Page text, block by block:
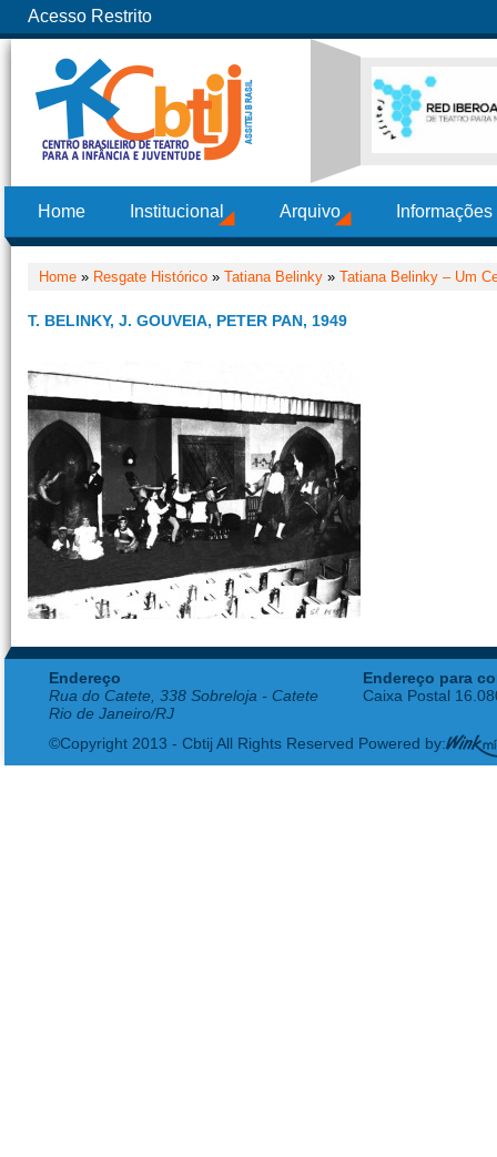
Acesso Restrito
Home Institucional Arquivo
Home » Resgate Histórico » Tatiana Belinky » Tatiana Belinky – Um
T. BELINKY, J. GOUVEIA, PETER PAN, 1949
Endereço
Rua do Catete, 338 Sobreloja - Catete
Rio de Janeiro/RJ
Endereço para
Caixa Postal
©Copyright 2013 - Cbtij All Rights Reserved Powered by: